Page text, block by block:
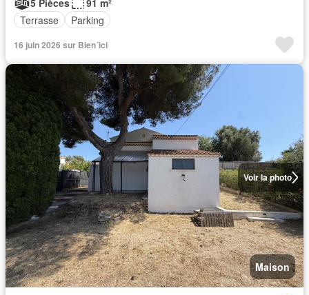
5 Pièces
91 m²
Terrasse
Parking
16 juin 2026 sur Bien´ici
Voir la photo
Maison